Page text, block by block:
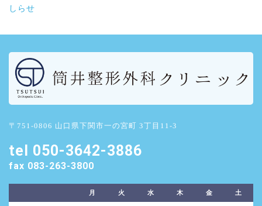
記
リ
ク
しらせ
〒751-0806 山口県下関市一の宮町 3丁目11-3
tel 050-3642-3886
fax 083-263-3800
月 火 水 木 金 土